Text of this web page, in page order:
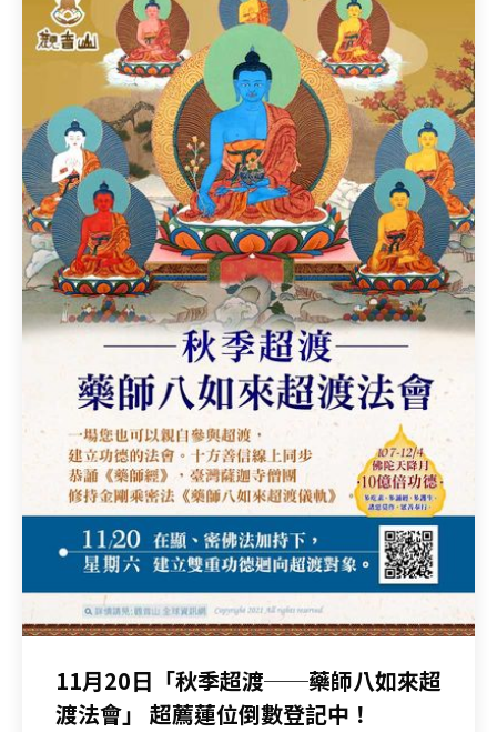
11月20日「秋季超渡──藥師八如來超
渡法會」 超薦蓮位倒數登記中！